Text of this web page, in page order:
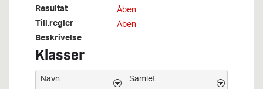
Resultat
Åben
Till.regler Åben
Beskrivelse
Klasser
Navn
Samlet